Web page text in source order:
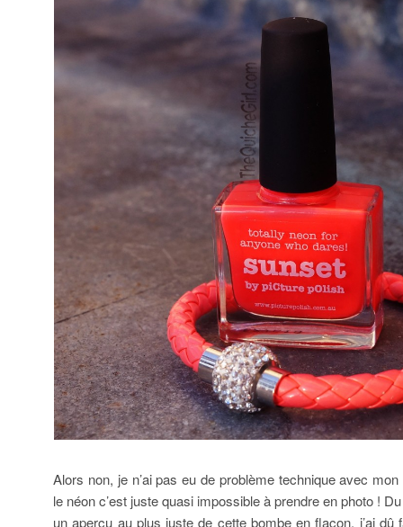
Alors non, je n’ai pas eu de problème technique avec
le néon c’est juste quasi impossible à prendre en photo !
un aperçu au plus juste de cette bombe en flacon, j’ai dû